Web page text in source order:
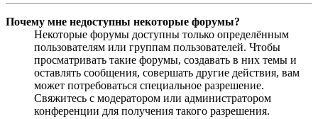
Почему мне недоступны некоторые форумы?
Некоторые форумы доступны только определённым
пользователям или группам пользователей. Чтобы
просматривать такие форумы, создавать в них темы и
оставлять сообщения, совершать другие действия, вам
может потребоваться специальное разрешение.
Свяжитесь с модератором или администратором
конференции для получения такого разрешения.